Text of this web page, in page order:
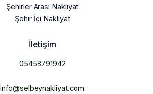
Şehirler Arası Nakliyat
Şehir İçi Nakliyat
İletişim
05458791942
info@selbeynakliyat.com